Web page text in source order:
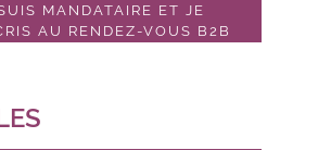
MANDATAIRE ET JE
AU RENDEZ-VOUS B2B